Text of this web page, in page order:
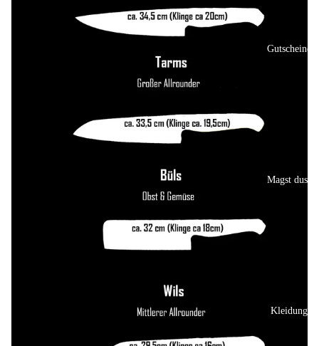
Gutscheine
Magst dus?
Kleidung